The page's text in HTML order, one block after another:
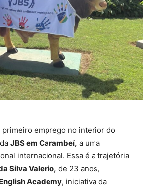
primeiro emprego no interior do
JBS em Carambeí, a uma
internacional. Essa é a trajetória
Silva Valerio, de 23 anos,
English Academy, iniciativa da